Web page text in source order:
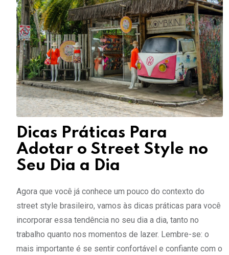
Dicas Práticas Para
Adotar o Street Style no
Seu Dia a Dia
Agora que você já conhece um pouco do contexto do
street style brasileiro, vamos às dicas práticas para você
incorporar essa tendência no seu dia a dia, tanto no
trabalho quanto nos momentos de lazer. Lembre-se: o
mais importante é se sentir confortável e confiante com o